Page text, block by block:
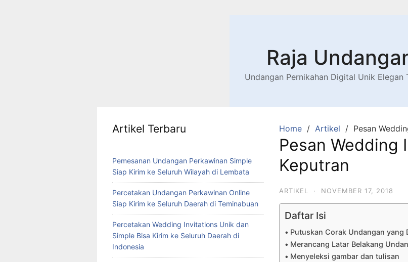
Raja
Undangan Pernikahan Digital Unik Elegan
Home Artikel Pesan
Pesan Wedding
Keputran
ARTIKEL · NOVEMBER 17, 2018
Daftar Isi
Putuskan Corak Undangan yang
Merancang Latar Belakang
Menyeleksi gambar dan tulisan
Artikel Terbaru
Pemesanan Undangan Perkawinan Simple
Siap Kirim ke Seluruh Wilayah di Lembata
Percetakan Undangan Perkawinan Online
Siap Kirim ke Seluruh Daerah di Teminabuan
Percetakan Wedding Invitations Unik dan
Simple Bisa Kirim ke Seluruh Daerah di
Indonesia